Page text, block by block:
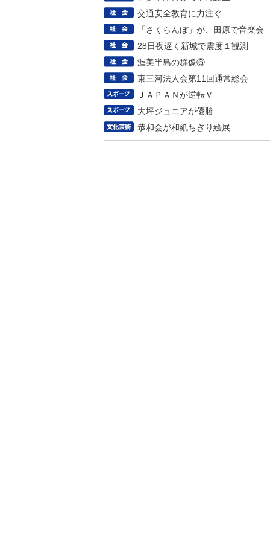
交通安全教育に力注ぐ
「さくらんぼ」が、田原で音楽会
28日夜遅く新城で震度１観測
渥美半島の群像⑥
東三河法人会第11回通常総会
ＪＡＰＡＮが逆転Ｖ
大坪ジュニアが優勝
恭和会が和紙ちぎり絵展